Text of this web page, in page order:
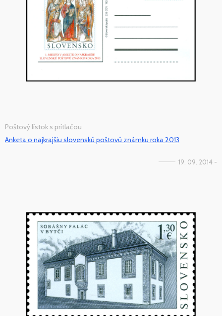
Poštový lístok s prítlačou
Anketa o najkrajšiu slovenskú poštovú známku roka 2013
19. 09. 2014 -